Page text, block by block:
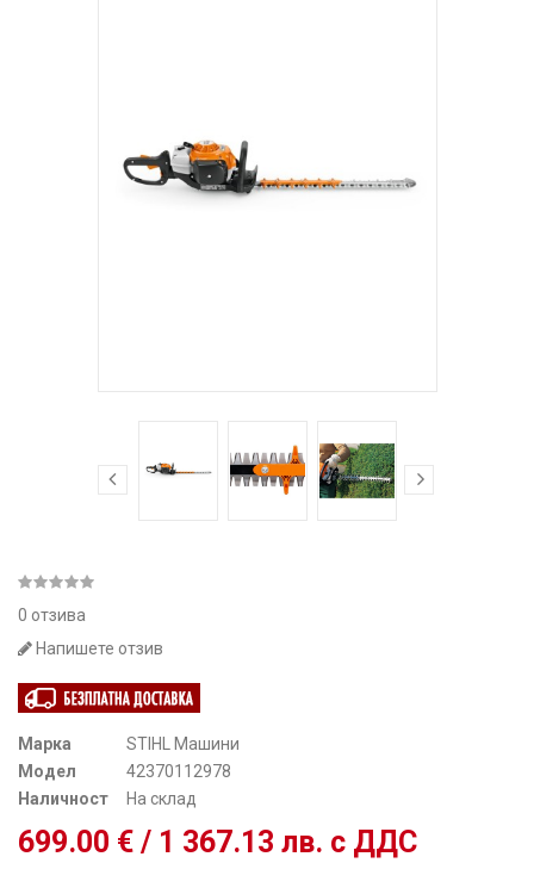
0 отзива
Напишете отзив
Марка
STIHL Машини
Модел
42370112978
Наличност
На склад
699.00 € / 1 367.13 лв. с ДДС